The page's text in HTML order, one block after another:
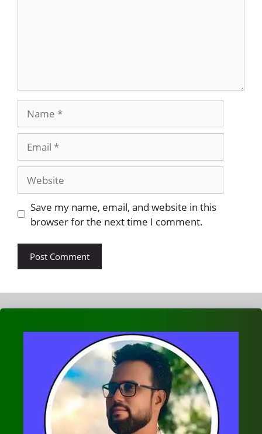
Save my name, email, and website in this
browser for the next time I comment.